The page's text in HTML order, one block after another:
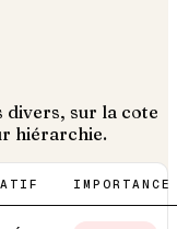
divers, sur la cote
hiérarchie.
IMPORTANCE